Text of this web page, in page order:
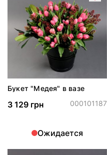
Букет "Медея" в вазе
3 129 грн 000101187
Ожидается